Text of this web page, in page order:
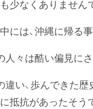
少なくありません
には、沖縄に帰る
人々は酷い偏見に
違い、歩んできた
抵抗があったそう